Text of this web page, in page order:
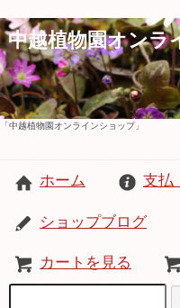
中越植物園オンラ
「中越植物園オンラインショップ」
ホーム 支払
ショップブログ
カートを見る